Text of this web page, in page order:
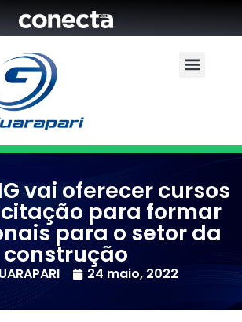
vai oferecer cursos
para formar
para o setor da
construção
24 maio, 2022